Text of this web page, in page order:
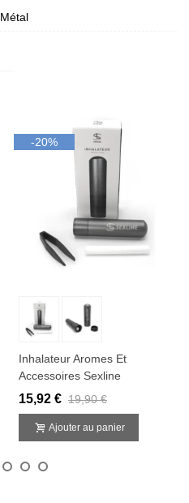
Métal
-20%
Inhalateur Aromes Et
Accessoires Sexline
15,92 € 19,90 €
Ajouter au panier